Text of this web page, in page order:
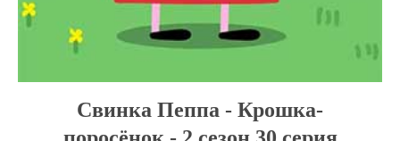
Свинка Пеппа - Крошка-